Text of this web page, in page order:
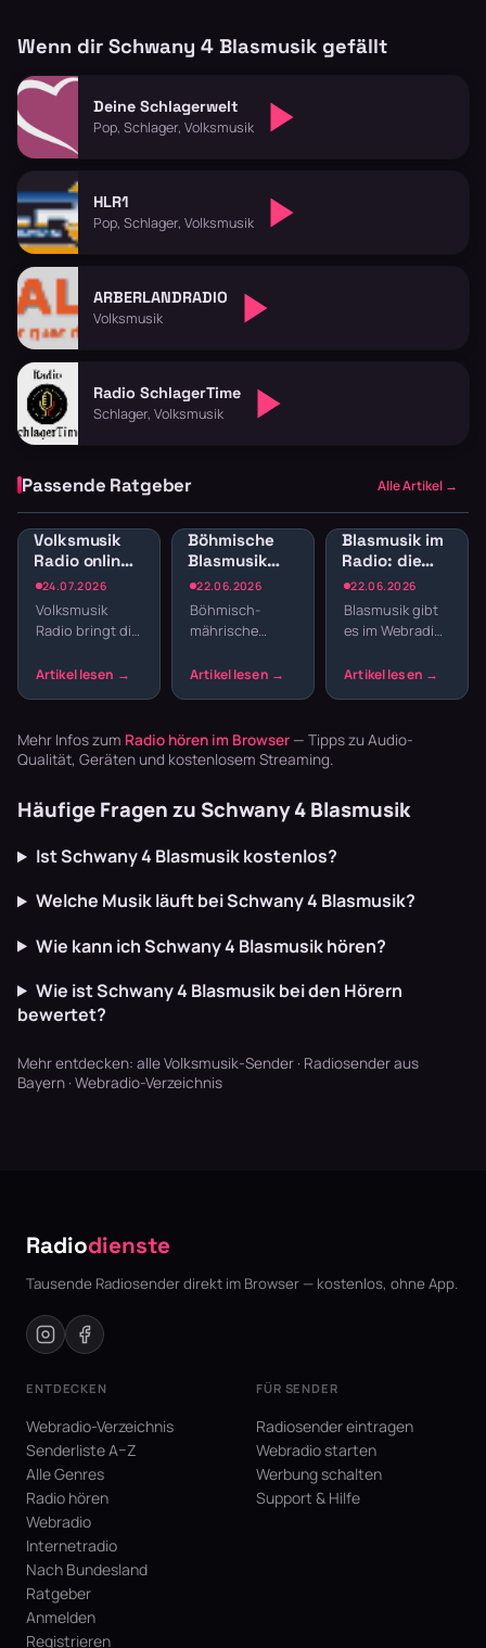
Wenn dir Schwany 4 Blasmusik gefällt
Deine Schlagerwelt
Pop, Schlager, Volksmusik
HLR1
Pop, Schlager, Volksmusik
ARBERLANDRADIO
Volksmusik
Radio SchlagerTime
Schlager, Volksmusik
Passende Ratgeber Alle Artikel →
24.07.2026
Volksmusik
Radio online:
Traditionelle
Klänge und
Blasmusik
Volksmusik
Radio bringt dir
ins
Akkordeon,
Blaskapellen.
22.06.2026
Böhmische
Blasmusik
kostenlos
online hören
Böhmisch-
mährische
im normalen
Sonntagvormittag.
Im Webradio
22.06.2026
Blasmusik im
Radio: die
besten
Sender und
Streams
Blasmusik gibt
es im Webradio
— von
alpenländisch.
Mehr Infos zum Radio hören im Browser — Tipps zu Audio-
Qualität, Geräten und kostenlosem Streaming.
Häufige Fragen zu Schwany 4 Blasmusik
Ist Schwany 4 Blasmusik kostenlos?
Welche Musik läuft bei Schwany 4 Blasmusik?
Wie kann ich Schwany 4 Blasmusik hören?
Wie ist Schwany 4 Blasmusik bei den Hörern
bewertet?
Mehr entdecken: alle Volksmusik-Sender · Radiosender aus
Bayern · Webradio-Verzeichnis
Radiodienste
Tausende Radiosender direkt im Browser — kostenlos, ohne App.
ENTDECKEN
Webradio-Verzeichnis
Senderliste A–Z
Alle Genres
Radio hören
Webradio
Internetradio
Nach Bundesland
Ratgeber
Anmelden
Registrieren
FÜR SENDER
Radiosender eintragen
Webradio starten
Werbung schalten
Support & Hilfe